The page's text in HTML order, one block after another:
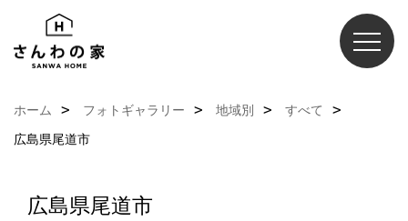
ホーム フォトギャラリー 地域別
すべて
広島県尾道市
広島県尾道市